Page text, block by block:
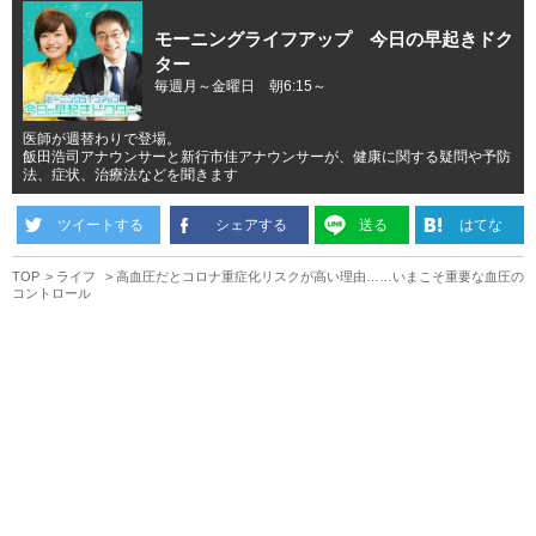
モーニングライフアップ 今日の早起きドク
ター
毎週月～金曜日 朝6:15～
医師が週替わりで登場。
飯田浩司アナウンサーと新行市佳アナウンサーが、健康に関する疑問や予防
法、症状、治療法などを聞きます
ツイートする シェアする 送る はてな
TOP ライフ
高血圧だとコロナ重症化リスクが高い理由……いまこそ重要な血圧の
コントロール